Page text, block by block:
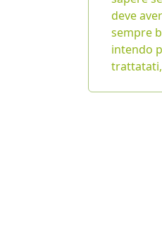
deve
sempre
intendo
trattatati,